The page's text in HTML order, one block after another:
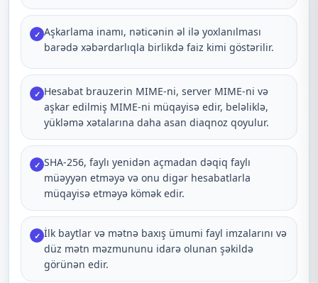
✓ Aşkarlama inamı, nəticənin əl ilə yoxlanılması
barədə xəbərdarlıqla birlikdə faiz kimi göstərilir.
✓ Hesabat brauzerin MIME-ni, server MIME-ni və
aşkar edilmiş MIME-ni müqayisə edir, beləliklə,
yükləmə xətalarına daha asan diaqnoz qoyulur.
✓ SHA-256, faylı yenidən açmadan dəqiq faylı
müəyyən etməyə və onu digər hesabatlarla
müqayisə etməyə kömək edir.
✓ İlk baytlar və mətnə baxış ümumi fayl imzalarını və
düz mətn məzmununu idarə olunan şəkildə
görünən edir.